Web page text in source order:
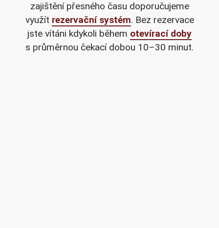
zajištění přesného času doporučujeme
využít rezervační systém. Bez rezervace
jste vítáni kdykoli během otevírací doby
s průměrnou čekací dobou 10–30 minut.